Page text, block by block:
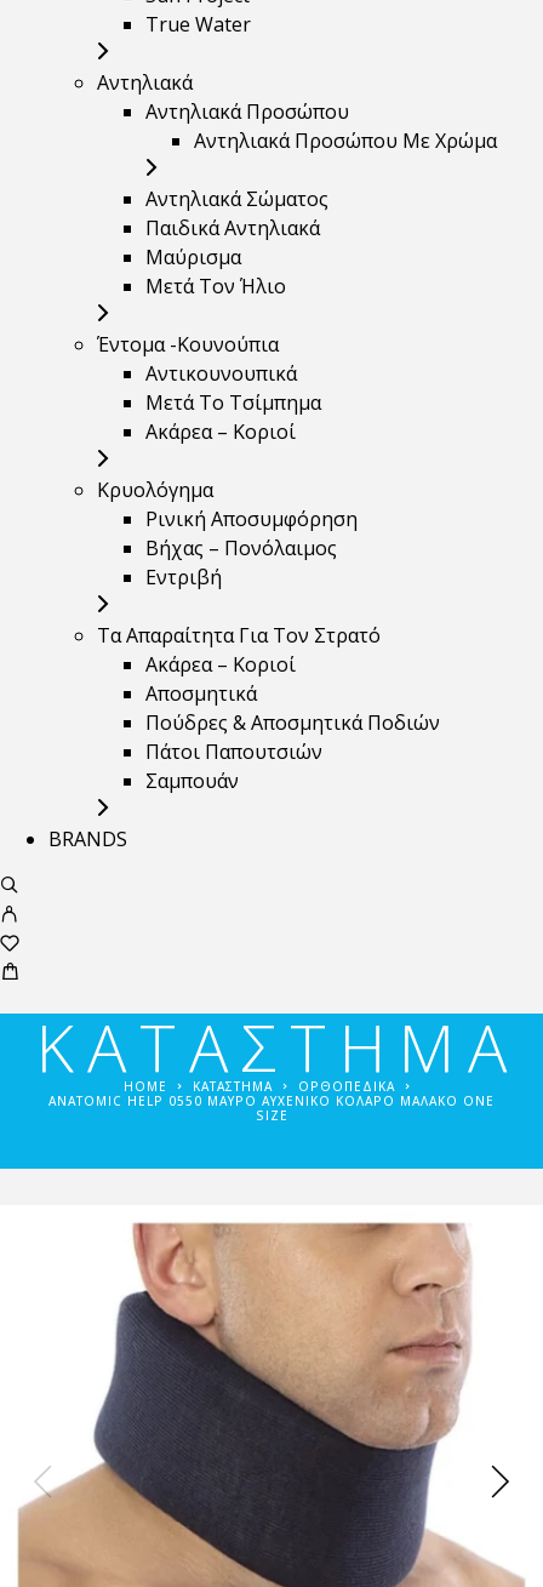
True Water
Αντηλιακά
Αντηλιακά Προσώπου
Αντηλιακά Προσώπου Με Χρώμα
Αντηλιακά Σώματος
Παιδικά Αντηλιακά
Μαύρισμα
Mετά Τον Ήλιο
Έντομα -Κουνούπια
Αντικουνουπικά
Μετά Το Τσίμπημα
Ακάρεα – Κοριοί
Κρυολόγημα
Ρινική Αποσυμφόρηση
Βήχας – Πονόλαιμος
Εντριβή
Τα Απαραίτητα Για Τον Στρατό
Ακάρεα – Κοριοί
Αποσμητικά
Πούδρες & Αποσμητικά Ποδιών
Πάτοι Παπουτσιών
Σαμπουάν
BRANDS
ΚΑΤΑΣΤΗΜΑ
HOME ΚΑΤΑΣΤΗΜΑ
ΟΡΘΟΠΕΔΙΚΆ
ANATOMIC HELP 0550 ΜΑΎΡΟ ΑΥΧΕΝΙΚΌ ΚΟΛΆΡΟ ΜΑΛΑΚΌ ONE
SIZE